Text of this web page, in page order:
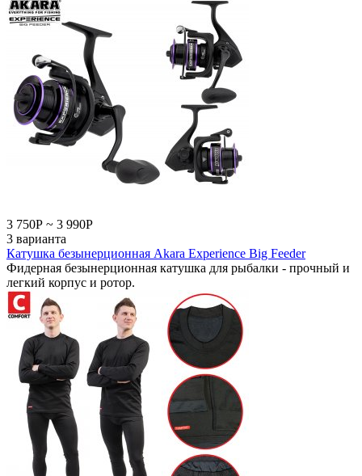
3 750Р ~ 3 990Р
3 варианта
Катушка безынерционная Akara Experience Big Feeder
Фидерная безынерционная катушка для рыбалки - прочный и
легкий корпус и ротор.